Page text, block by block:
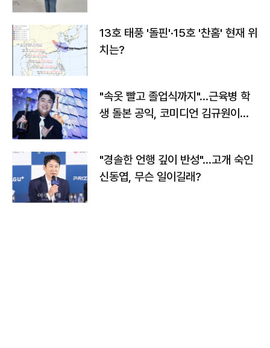
13호 태풍 '돌핀'·15호 '찬홈' 현재 위
치는?
"속옷 빨고 졸업식까지"…근육병 학
생 돌본 공익, 코미디언 김규원이었
"경솔한 언행 깊이 반성"…고개 숙인
신동엽, 무슨 일이길래?